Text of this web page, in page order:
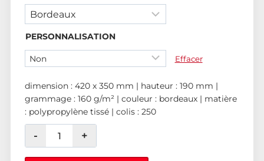
PERSONNALISATION
Effacer
dimension : 420 x 350 mm | hauteur : 190 mm |
grammage : 160 g/m² | couleur : bordeaux | matière
: polypropylène tissé | colis : 250